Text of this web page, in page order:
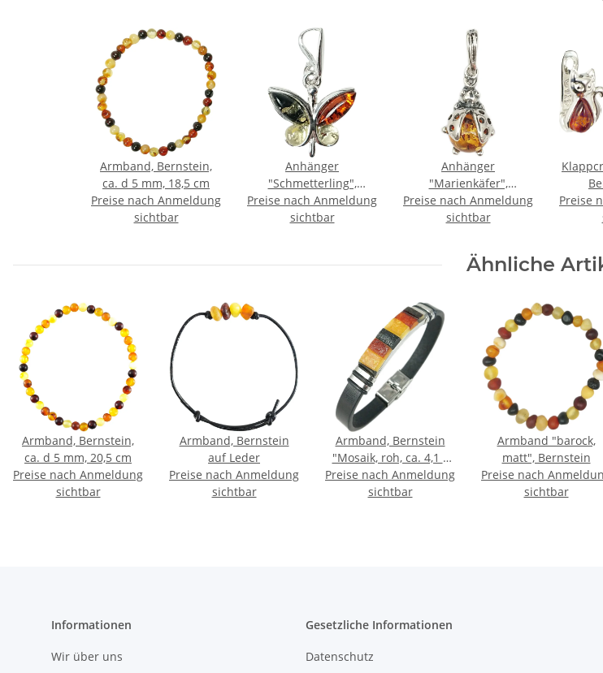
Armband, Bernstein,
ca. d 5 mm, 18,5 cm
Preise nach Anmeldung
sichtbar
Anhänger
"Schmetterling",
Bernstein, ES
Preise nach Anmeldung
sichtbar
Anhänger
"Marienkäfer",
Bernstein, ES
Preise nach Anmeldung
sichtbar
Preise
Ähnliche
Armband, Bernstein,
ca. d 5 mm, 20,5 cm
Preise nach Anmeldung
sichtbar
Armband, Bernstein
auf Leder
Preise nach Anmeldung
sichtbar
Armband, Bernstein
"Mosaik, roh, ca. 4,1 x
1,1 cm" auf Leder
Preise nach Anmeldung
sichtbar
Armband "barock,
matt", Bernstein
Preise nach
sichtbar
Informationen
Wir über uns
Gesetzliche Informationen
Datenschutz